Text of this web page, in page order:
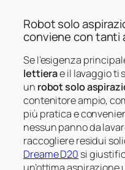
Robot solo
conviene con tanti
Se l’esigenza
lettierae il lavaggio ti
un robot solo
contenitore ampio,
più pratica e
nessun panno da
raccogliere residui
Dreame D20 si